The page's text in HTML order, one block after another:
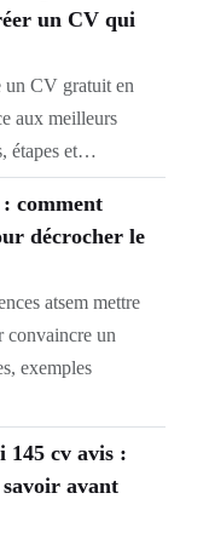
un CV qui
un CV gratuit en
aux meilleurs
étapes et…
: comment
décrocher le
atsem mettre
convaincre un
exemples
145 cv avis :
avant